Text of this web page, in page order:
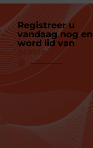
Registreer u
vandaag nog en
word lid van
platform